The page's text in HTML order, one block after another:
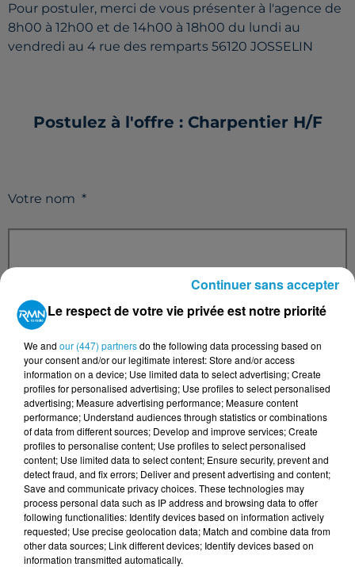
Pour postuler, merci de vous présenter à l'agence de
8h00 à 12h00 et de 14h00 à 18h00 du lundi au
vendredi au 4 rue des remparts 56120 JOSSELIN
Postulez à l'offre : Charpentier H/F
Votre nom *
Votre n° de téléphone*
Votre message*
Le respect de votre vie privée est notre priorité
We and our (447) partnersdo the following data processing based on
your consent and/or our legitimate interest: Store and/or access
information on a device; Use limited data to select advertising; Create
profiles for personalised advertising; Use profiles to select personalised
advertising; Measure advertising performance; Measure content
performance; Understand audiences through statistics or combinations
of data from different sources; Develop and improve services; Create
profiles to personalise content; Use profiles to select personalised
content; Use limited data to select content; Ensure security, prevent and
detect fraud, and fix errors; Deliver and present advertising and content;
Save and communicate privacy choices. These technologies may
process personal data such as IP address and browsing data to offer
following functionalities: Identify devices based on information actively
requested; Use precise geolocation data; Match and combine data from
other data sources; Link different devices; Identify devices based on
information transmitted automatically.
Continuer sans accepter